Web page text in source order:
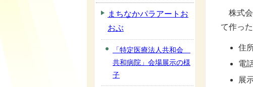
株式会
て作っ
住
電
展
まちなかパラアートお
おぶ
「特定医療法人共和会
共和病院」会場展示の様
子